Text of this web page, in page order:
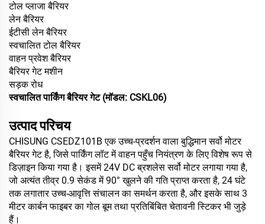
टोल प्लाजा बैरियर
लेन बैरियर
ईटीसी लेन बैरियर
स्वचालित टोल बैरियर
वाहन प्रवेश बैरियर
बैरियर गेट मशीन
सड़क रोध
स्वचालित पार्किंग बैरियर गेट (मॉडल: CSKL06)
उत्पाद परिचय
CHISUNG CSEDZ101B एक उच्च-प्रदर्शन वाला बुद्धिमान सर्वो मोटर
बैरियर गेट है, जिसे पार्किंग लॉट में वाहन पहुँच नियंत्रण के लिए विशेष रूप से
डिज़ाइन किया गया है। इसमें 24V DC ब्रशलेस सर्वो मोटर लगाया गया है,
जो अत्यंत तीव्र 0.9 सेकंड में 90° खुलने की गति प्राप्त करता है, 24 घंटे
तक लगातार उच्च-आवृत्ति संचालन का समर्थन करता है, और इसके साथ 3
मीटर कार्बन फाइबर का गोल बूम तथा प्रतिबिंबित चेतावनी स्टिकर भी जुड़े
हैं।